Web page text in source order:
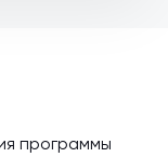
программы